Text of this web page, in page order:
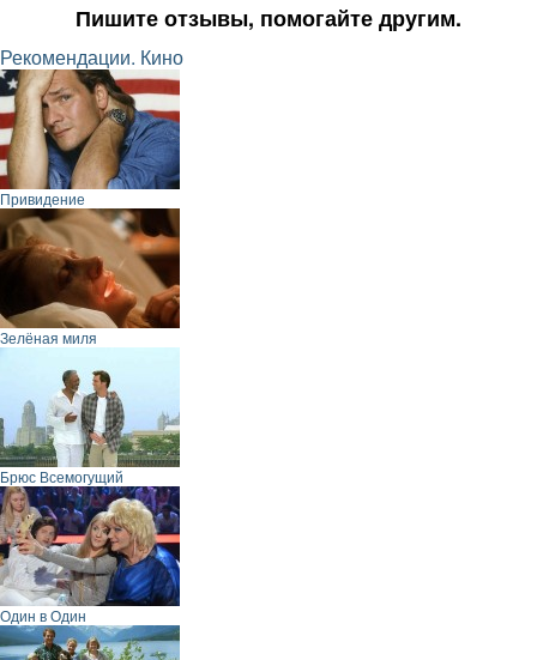
Пишите отзывы, помогайте другим.
Рекомендации. Кино
Привидение
Зелёная миля
Брюс Всемогущий
Один в Один